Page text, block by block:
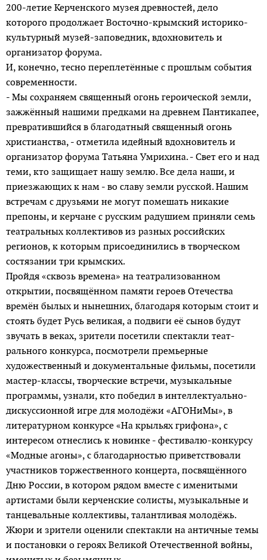
200-летие Керченского музея древностей, дело
которого продолжает Восточно-крымский историко-
культурный музей-заповедник, вдохновитель и
организатор форума.
И, конечно, тесно переплетённые с прошлым события
современности.
- Мы сохраняем священный огонь героической земли,
зажжённый нашими предками на древнем Пантикапее,
превратившийся в благодатный священный огонь
христианства, - отметила идейный вдохновитель и
организатор форума Татьяна Умрихина. - Свет его и над
теми, кто защищает нашу землю. Все дела наши, и
приезжающих к нам - во славу земли русской. Нашим
встречам с друзьями не могут помешать никакие
препоны, и керчане с русским радушием приняли семь
театральных коллективов из разных российских
регионов, к которым присоединились в творческом
состязании три крымских.
Пройдя «сквозь времена» на театрализованном
открытии, посвящённом памяти героев Отечества
времён былых и нынешних, благодаря которым стоит и
стоять будет Русь великая, а подвиги её сынов будут
звучать в веках, зрители посетили спектакли теат­
рального конкурса, посмотрели премьерные
художественный и документальные фильмы, посетили
мастер-классы, творческие встречи, музыкальные
программы, узнали, кто победил в интеллектуально-
дискуссионной игре для молодёжи «АГОНиМы», в
литературном конкурсе «На крыльях грифона», с
интересом отнеслись к новинке - фестивалю-конкурсу
«Модные агоны», с благодарностью приветствовали
участников торжественного концерта, посвящённого
Дню России, в котором рядом вместе с именитыми
артистами были керченские солисты, музыкальные и
танцевальные коллективы, талантливая молодёжь.
Жюри и зрители оценили спектакли на античные темы
и постановки о героях Великой Отечественной войны,